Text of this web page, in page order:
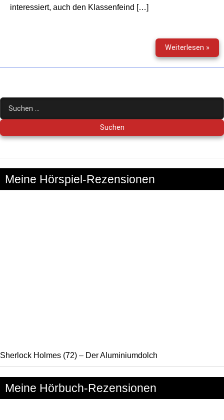
interessiert, auch den Klassenfeind […]
Weiterlesen »
(01)
–
Suchen
nach:
Meine Hörspiel-Rezensionen
Sherlock Holmes (72) – Der Aluminiumdolch
Meine Hörbuch-Rezensionen